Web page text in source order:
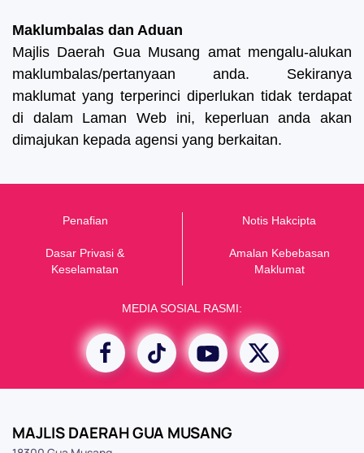
Maklumbalas dan Aduan
Majlis Daerah Gua Musang amat mengalu-alukan
maklumbalas/pertanyaan anda. Sekiranya
maklumat yang terperinci diperlukan tidak terdapat
di dalam Laman Web ini, keperluan anda akan
dimajukan kepada agensi yang berkaitan.
Penafian
Dasar Privasi &
Keselamatan
Notis Hakcipta
Amalan Kebebasan
Maklumat
MEDIA SOSIAL RASMI:
MAJLIS DAERAH GUA MUSANG